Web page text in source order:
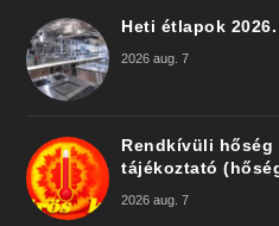
Heti étlapok
2026 aug. 7
Rendkívüli
tájékoztató
2026 aug. 7